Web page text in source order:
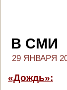
В СМИ
29 ЯНВАРЯ
«Дождь»: